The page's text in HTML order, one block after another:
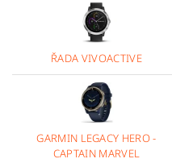
ŘADA VIVOACTIVE
GARMIN LEGACY HERO -
CAPTAIN MARVEL